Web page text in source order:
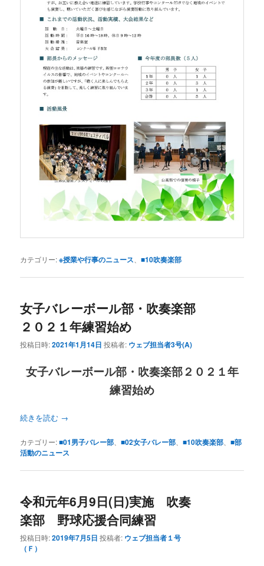
カテゴリー:※授業や行事のニュース 、■10吹奏楽部
女子バレーボール部・吹奏楽部
２０２１年練習始め
投稿日時:2021年1月14日 投稿者: ウェブ担当者3号(A)
女子バレーボール部・吹奏楽部２０２１年
練習始め
続きを読む →
カテゴリー:■01男子バレー部 、■02女子バレー部 、■10吹奏楽部 、■部
活動のニュース
令和元年6月9日(日)実施 吹奏
楽部 野球応援合同練習
投稿日時:2019年7月5日 投稿者: ウェブ担当者１号
（Ｆ）